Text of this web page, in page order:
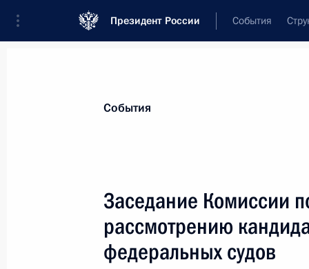
Президент России События
Лента событий
События
Заседание Комиссии
рассмотрению
федеральных судов